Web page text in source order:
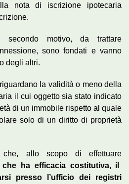
nota di iscrizione ipotecaria
motivo, da trattare
sono fondati e vanno
degli altri.
la validità o meno della
il cui oggetto sia stato indicato
di un immobile rispetto al quale
solo di un diritto di proprietà
che, allo scopo di effettuare
che ha efficacia costitutiva, il
presso l’ufficio dei registri